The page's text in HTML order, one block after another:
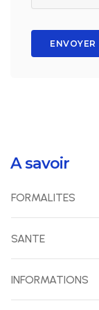
ENVOYER
A savoir
FORMALITES
SANTE
INFORMATIONS